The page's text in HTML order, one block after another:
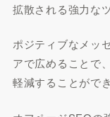
拡散される強力な
ポジティブなメッ
アで広めることで
軽減することがで